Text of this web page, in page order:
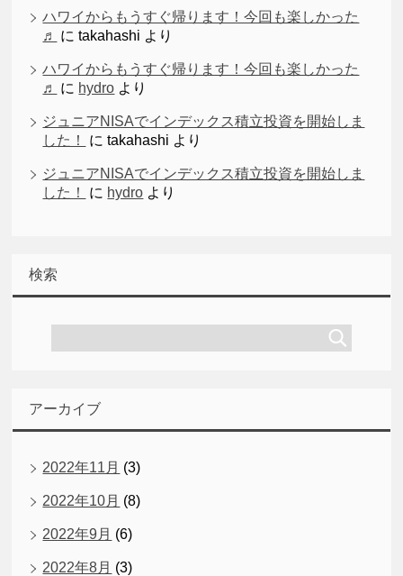
ハワイからもうすぐ帰ります！今回も楽しかった
♬
にtakahashi より
ハワイからもうすぐ帰ります！今回も楽しかった
♬
に hydro より
ジュニアNISAでインデックス積立投資を開始しま
した！
にtakahashi より
ジュニアNISAでインデックス積立投資を開始しま
した！
に hydro より
検索
アーカイブ
2022年11月 (3)
2022年10月 (8)
2022年9月 (6)
2022年8月 (3)